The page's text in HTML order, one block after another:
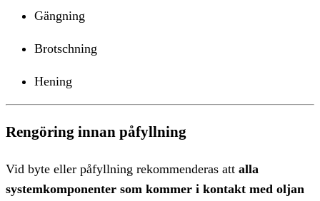
Gängning
Brotschning
Hening
Rengöring innan påfyllning
Vid byte eller påfyllning rekommenderas att alla
systemkomponenter som kommer i kontakt med oljan